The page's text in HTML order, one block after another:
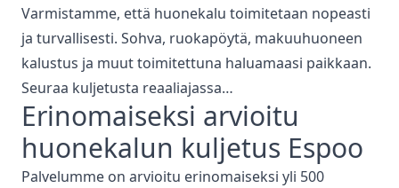
Varmistamme, että huonekalu toimitetaan nopeasti
ja turvallisesti. Sohva, ruokapöytä, makuuhuoneen
kalustus ja muut toimitettuna haluamaasi paikkaan.
Seuraa kuljetusta reaaliajassa…
Erinomaiseksi arvioitu
huonekalun kuljetus Espoo
Palvelumme on arvioitu erinomaiseksi yli 500